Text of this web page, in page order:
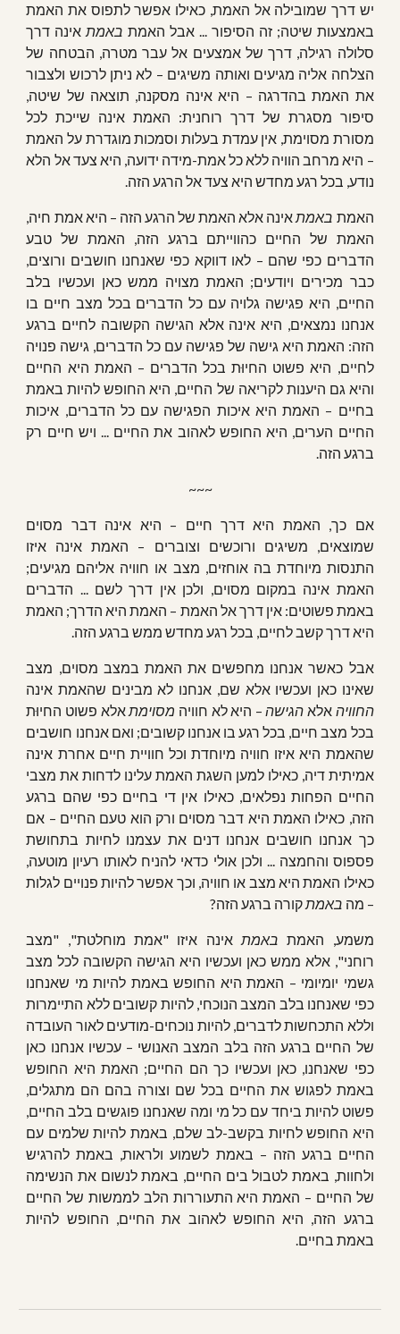
יש דרך שמובילה אל האמת, כאילו אפשר לתפוס את האמת
באמצעות שיטה; זה הסיפור ... אבל האמת באמתאינה דרך
סלולה רגילה, דרך של אמצעים אל עבר מטרה, הבטחה של
הצלחה אליה מגיעים ואותה משיגים – לא ניתן לרכוש ולצבור
את האמת בהדרגה – היא אינה מסקנה, תוצאה של שיטה,
סיפור מסגרת של דרך רוחנית: האמת אינה שייכת לכל
מסורת מסוימת, אין עמדת בעלות וסמכות מוגדרת על האמת
– היא מרחב הוויה ללא כל אמת-מידה ידועה, היא צעד אל הלא
נודע, בכל רגע מחדש היא צעד אל הרגע הזה.
האמת באמתאינה אלא האמת של הרגע הזה – היא אמת חיה,
האמת של החיים כהווייתם ברגע הזה, האמת של טבע
הדברים כפי שהם – לאו דווקא כפי שאנחנו חושבים ורוצים,
כבר מכירים ויודעים; האמת מצויה ממש כאן ועכשיו בלב
החיים, היא פגישה גלויה עם כל הדברים בכל מצב חיים בו
אנחנו נמצאים, היא אינה אלא הגישה הקשובה לחיים ברגע
הזה: האמת היא גישה של פגישה עם כל הדברים, גישה פנויה
לחיים, היא פשוט החיוּת בכל הדברים – האמת היא החיים
והיא גם היענות לקריאה של החיים, היא החופש להיות באמת
בחיים – האמת היא איכות הפגישה עם כל הדברים, איכות
החיים הערים, היא החופש לאהוב את החיים ... ויש חיים רק
ברגע הזה.
~~~
אם כך, האמת היא דרך חיים – היא אינה דבר מסוים
שמוצאים, משיגים ורוכשים וצוברים – האמת אינה איזו
התנסות מיוחדת בה אוחזים, מצב או חוויה אליהם מגיעים;
האמת אינה במקום מסוים, ולכן אין דרך לשם ... הדברים
באמת פשוטים: אין דרך אל האמת – האמת היא הדרך; האמת
היא דרך קשב לחיים, בכל רגע מחדש ממש ברגע הזה.
אבל כאשר אנחנו מחפשים את האמת במצב מסוים, מצב
שאינו כאן ועכשיו אלא שם, אנחנו לא מבינים שהאמת אינה
החוויה אלא הגישה– היא לא חוויה מסוימתאלא פשוט החיוּת
בכל מצב חיים, בכל רגע בו אנחנו קשובים; ואם אנחנו חושבים
שהאמת היא איזו חוויה מיוחדת וכל חוויית חיים אחרת אינה
אמיתית דיה, כאילו למען השגת האמת עלינו לדחות את מצבי
החיים הפחות נפלאים, כאילו אין די בחיים כפי שהם ברגע
הזה, כאילו האמת היא דבר מסוים ורק הוא טעם החיים – אם
כך אנחנו חושבים אנחנו דנים את עצמנו לחיות בתחושת
פספוס והחמצה ... ולכן אולי כדאי להניח לאותו רעיון מוטעה,
כאילו האמת היא מצב או חוויה, וכך אפשר להיות פנויים לגלות
– מה באמתקורה ברגע הזה?
משמע, האמת באמת אינה איזו "אמת מוחלטת", "מצב
רוחני", אלא ממש כאן ועכשיו היא הגישה הקשובה לכל מצב
גשמי יומיומי – האמת היא החופש באמת להיות מי שאנחנו
כפי שאנחנו בלב המצב הנוכחי, להיות קשובים ללא התיימרות
וללא התכחשות לדברים, להיות נוכחים-מודעים לאור העובדה
של החיים ברגע הזה בלב המצב האנושי – עכשיו אנחנו כאן
כפי שאנחנו, כאן ועכשיו כך הם החיים; האמת היא החופש
באמת לפגוש את החיים בכל שם וצורה בהם הם מתגלים,
פשוט להיות ביחד עם כל מי ומה שאנחנו פוגשים בלב החיים,
היא החופש לחיות בקשב-לב שלם, באמת להיות שלמים עם
החיים ברגע הזה – באמת לשמוע ולראות, באמת להרגיש
ולחוות, באמת לטבול בים החיים, באמת לנשום את הנשימה
של החיים – האמת היא התעוררות הלב לממשות של החיים
ברגע הזה, היא החופש לאהוב את החיים, החופש להיות
באמת בחיים.